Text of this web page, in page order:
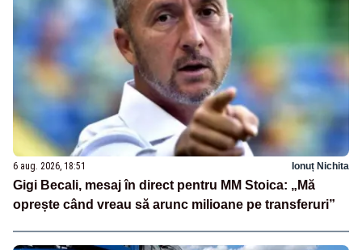
6 aug. 2026, 18:51 Ionuț Nichita
Gigi Becali, mesaj în direct pentru MM Stoica: „Mă
oprește când vreau să arunc milioane pe transferuri”